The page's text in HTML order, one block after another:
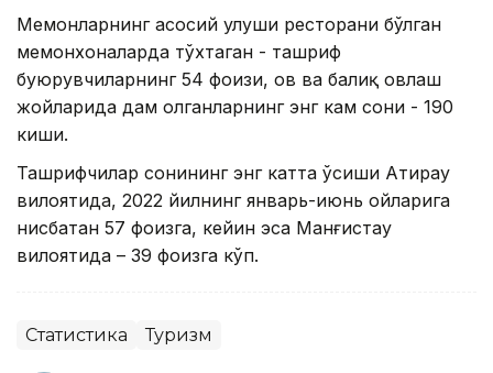
Меҳмонларнинг асосий улуши ресторани бўлган
меҳмонхоналарда тўхтаган - ташриф
буюрувчиларнинг 54 фоизи, ов ва балиқ овлаш
жойларида дам олганларнинг энг кам сони - 190
киши.
Ташрифчилар сонининг энг катта ўсиши Атирау
вилоятида, 2022 йилнинг январь-июнь ойларига
нисбатан 57 фоизга, кейин эса Манғистау
вилоятида – 39 фоизга кўп.
Статистика Туризм